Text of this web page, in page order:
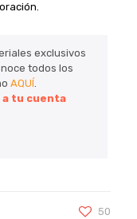
exclusivos
todos los
AQUÍ.
a tu cuenta
50